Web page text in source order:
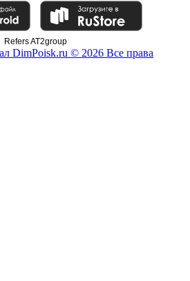
Refers AT2group
DimPoisk.ru © 2026 Все права